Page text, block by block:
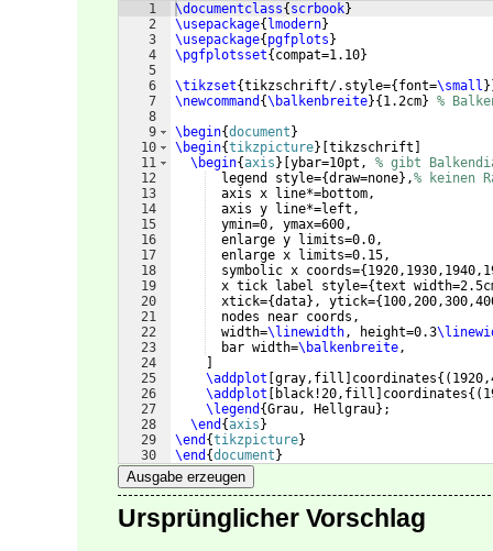
1
2
3
4
5
6
7
8
9
10
11
12
13
14
15
16
17
18
19
20
21
22
23
24
25
26
27
28
29
30
\documentclass{ scrbook}
\usepackage{ lmodern}
\usepackage{ pgfplots }
\pgfplotsset{ compat=1.10}
\tikzset{tikzschrift/.style={ font=\small
\newcommand {\balkenbreite}{ 1.2cm} %
\begin{document }
\begin{tikzpicture} tikzschrift
\begin{axis } ybar=10pt, % gibt
  legend style=
{draw=none} ,% keinen
  axis x line*=bottom,
  axis y line*=left,
  ymin=0, ymax=600,
  enlarge y limits=0.0,
  enlarge x limits=0.15,
  symbolic x coords=
{
  x tick label style=
{text
  xtick=
{data} , ytick={
  nodes near coords,
  width=
\linewidth, height=0.3
  bar width=
\balkenbreite,
\addplot gray,fill coordinates{(
\addplot
black!20,fill coordinates{(
\legend {Grau, Hellgrau} ;
\end {axis }
\end {tikzpicture}
\end {document }
Ausgabe erzeugen
Ursprünglicher Vorschlag